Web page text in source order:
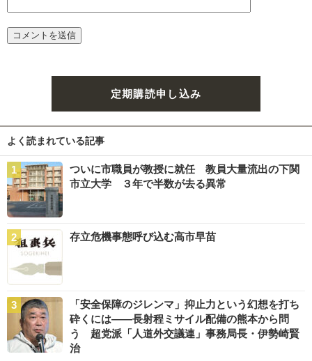
定期購読申し込み
よく読まれている記事
ついに市職員が教授に就任 教員大量流出の下関
市立大学 ３年で半数が去る異常
存立危機事態呼び込む高市早苗
「安全保障のジレンマ」抑止力という幻想を打ち
砕くには――長射程ミサイル配備の熊本から問
う 超党派「人道外交議連」事務局長・伊勢崎賢
治